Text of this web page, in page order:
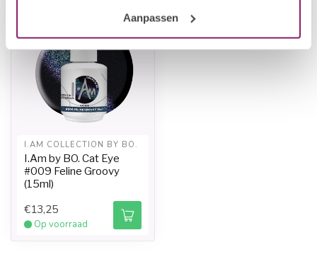
Aanpassen
-20%
I.AM COLLECTION BY BO.
I.Am by BO. Cat Eye
#009 Feline Groovy
(15ml)
€13,25
Op voorraad